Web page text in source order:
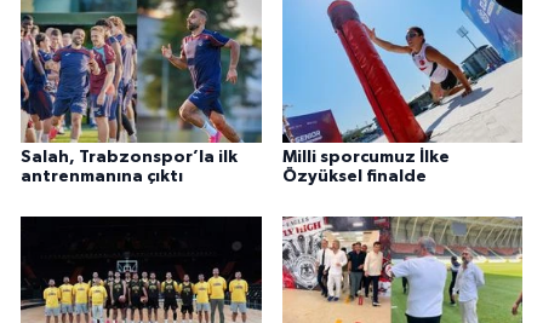
Salah, Trabzonspor’la ilk
antrenmanına çıktı
Milli sporcumuz İlke
Özyüksel finalde